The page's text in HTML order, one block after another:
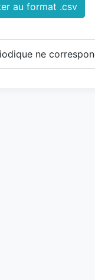
au format .csv
ne